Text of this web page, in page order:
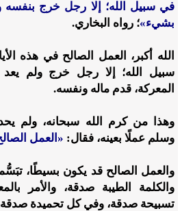
في سبيل الله؛ إلا رجل خرج
بشيء»؛ رواه البخاري.
الله أكبر، العمل الصالح في هذه
سبيل الله؛ إلا رجل خرج ولم
المعركة، قدم ماله ونفسه.
وهذا من كرم الله سبحانه، ولم
وسلم عملًا بعينه، فقال: «العمل
والعمل الصالح قد يكون بسيطًا،
والكلمة الطيبة صدقة، والأمر
تسبيحة صدقة، وفي كل تحميدة